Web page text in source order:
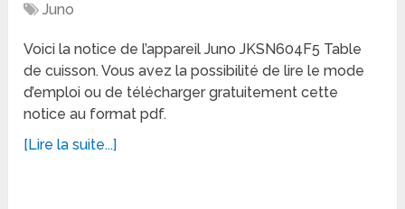
Juno
Voici la notice de l’appareil Juno JKSN604F5 Table
de cuisson. Vous avez la possibilité de lire le mode
d’emploi ou de télécharger gratuitement cette
notice au format pdf.
[Lire la suite...]